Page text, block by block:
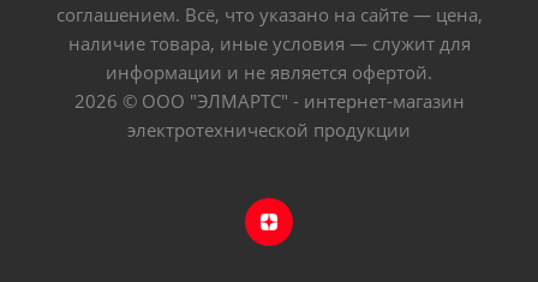
соглашением. Всё, что указано на сайте — цена,
наличие товара, иные условия — служит для
информации и не является офертой.
2026 © ООО "ЭЛМАРТС" - интернет-магазин
электротехнической продукции